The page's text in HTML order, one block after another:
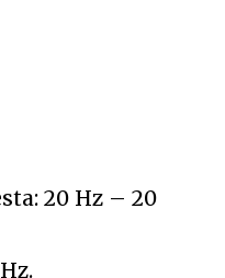
20 Hz – 20